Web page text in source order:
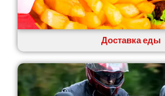
Нежин
Никитинцы
Николаев
Никополь
Новоалександровка
Новомосковск
Новоселки
Доставка еды